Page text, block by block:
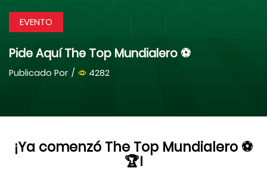
EVENTO
Pide Aquí The Top Mundialero ⚽️
Publicado Por / 4282
¡Ya comenzó The Top Mundialero ⚽️
🏆!